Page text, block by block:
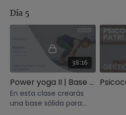
Kailen Lewis.
Día 5
38:16
Power yoga II | Base sólida y equilibrios
En esta clase crearás
una base sólida para